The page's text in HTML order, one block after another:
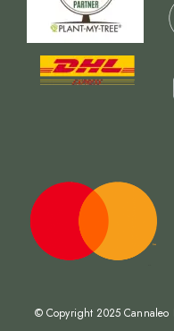
© Copyright 2025Cannaleo